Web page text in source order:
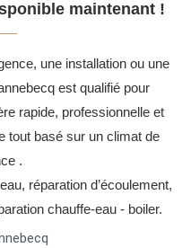
maintenant !
une installation ou une
est qualifié pour
rapide, professionnelle et
tout basé sur un climat de
.
réparation d’écoulement,
chauffe-eau - boiler.